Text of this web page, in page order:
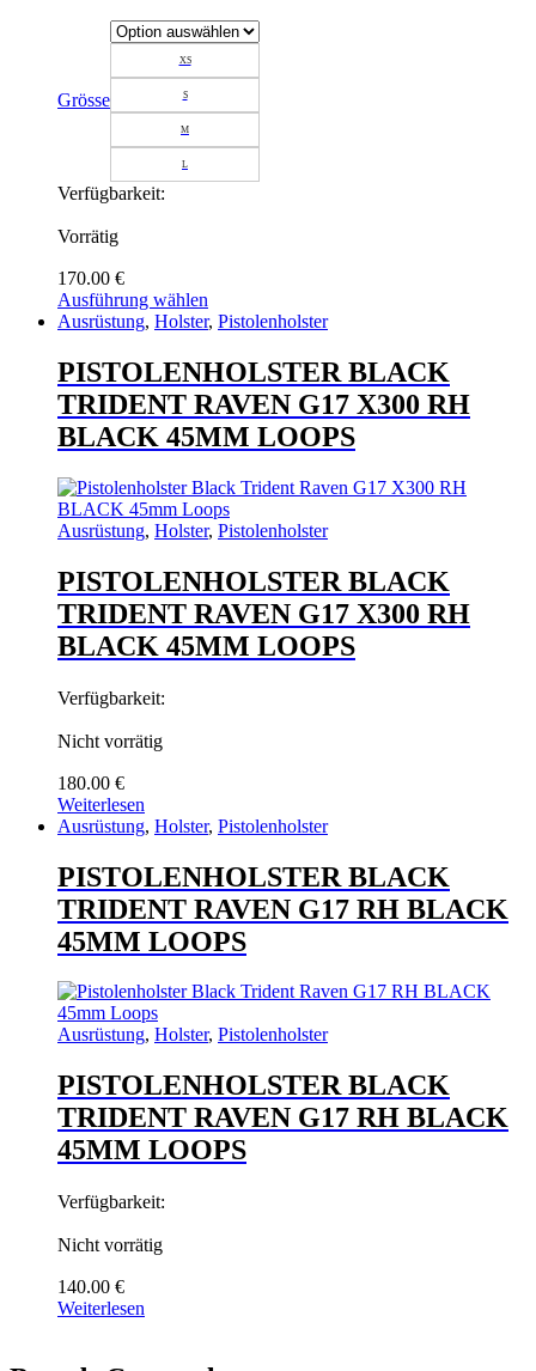
Grösse
XS
S
M
L
Verfügbarkeit:
Vorrätig
170.00 €
Ausführung wählen
Dieses
weist
mehrere
Varianten
auf.
Die
können
auf
der
gewählt
werden
Ausrüstung, Holster, Pistolenholster
PISTOLENHOLSTER BLACK
TRIDENT RAVEN G17 X300 RH
BLACK 45MM LOOPS
Ausrüstung, Holster, Pistolenholster
PISTOLENHOLSTER BLACK
TRIDENT RAVEN G17 X300 RH
BLACK 45MM LOOPS
Verfügbarkeit:
Nicht vorrätig
180.00 €
Weiterlesen
Ausrüstung, Holster, Pistolenholster
PISTOLENHOLSTER BLACK
TRIDENT RAVEN G17 RH BLACK
45MM LOOPS
Ausrüstung, Holster, Pistolenholster
PISTOLENHOLSTER BLACK
TRIDENT RAVEN G17 RH BLACK
45MM LOOPS
Verfügbarkeit:
Nicht vorrätig
140.00 €
Weiterlesen